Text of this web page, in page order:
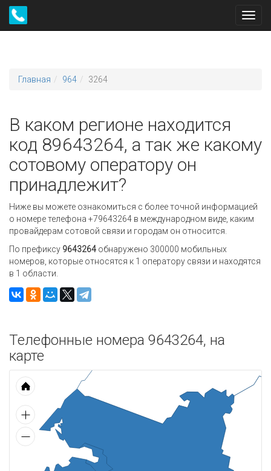
Главная 964 3264
В каком регионе находится
код 89643264, а так же какому
сотовому оператору он
принадлежит?
Ниже вы можете ознакомиться с более точной информацией
о номере телефона +79643264 в международном виде, каким
провайдерам сотовой связи и городам он относится.
По префиксу 9643264 обнаружено 300000 мобильных
номеров, которые относятся к 1 оператору связи и находятся
в 1 области.
Телефонные номера 9643264, на
карте